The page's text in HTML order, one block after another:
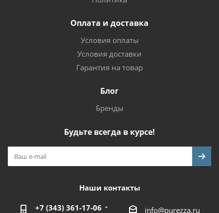
Оплата и доставка
Условия оплаты
Условия доставки
Гарантия на товар
Блог
Бренды
Будьте всегда в курсе!
Наши контакты
+7 (343) 361-17-06 info@purezza.ru